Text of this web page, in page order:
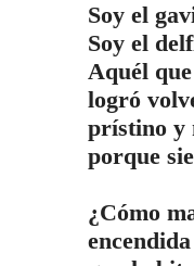
Soy el
Soy el
Aquél
logró
prístino y
porque
¿Cómo